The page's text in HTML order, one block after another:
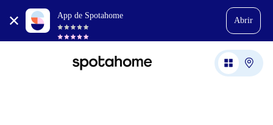
App de Spotahome
Abrir